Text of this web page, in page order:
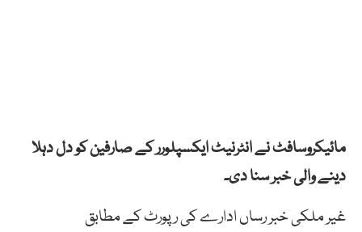
مائیکروسافٹ نے انٹرنیٹ ایکسپلورر کے صارفین کو دل دہلا
دینے والی خبر سنا دی۔
غیر ملکی خبر رساں ادارے کی رپورٹ کے مطابق